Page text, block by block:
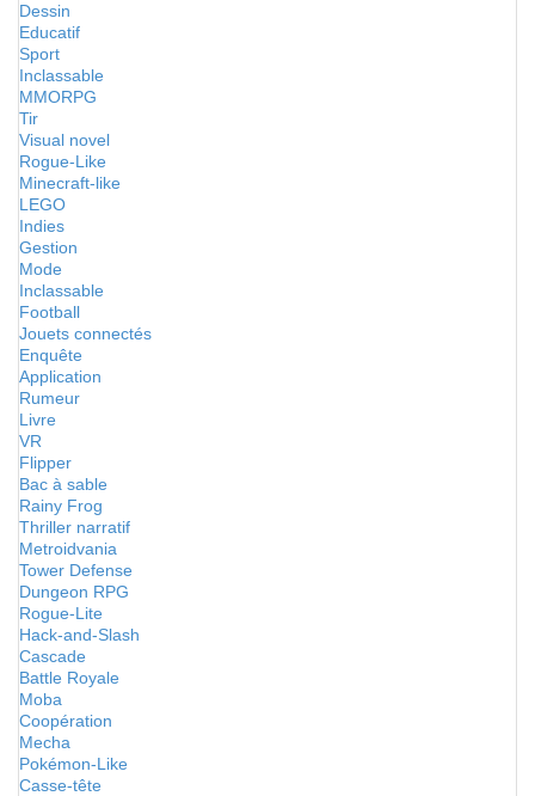
Dessin
Educatif
Sport
Inclassable
MMORPG
Tir
Visual novel
Rogue-Like
Minecraft-like
LEGO
Indies
Gestion
Mode
Inclassable
Football
Jouets connectés
Enquête
Application
Rumeur
Livre
VR
Flipper
Bac à sable
Rainy Frog
Thriller narratif
Metroidvania
Tower Defense
Dungeon RPG
Rogue-Lite
Hack-and-Slash
Cascade
Battle Royale
Moba
Coopération
Mecha
Pokémon-Like
Casse-tête